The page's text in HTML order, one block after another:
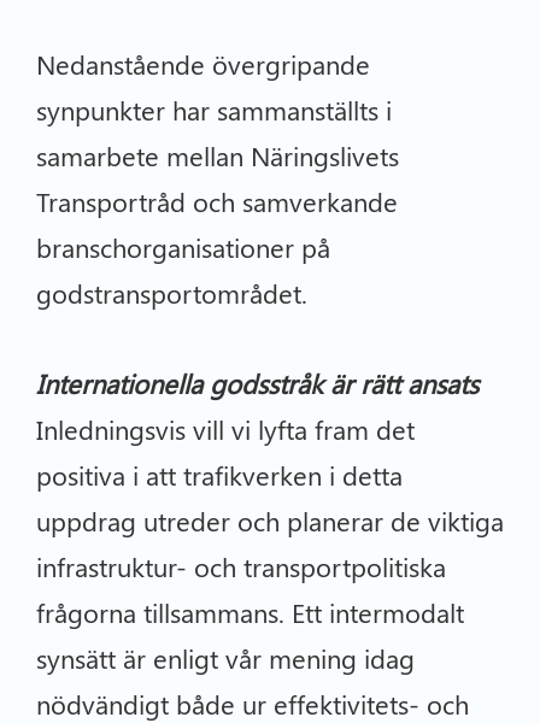
Nedanstående övergripande
synpunkter har sammanställts i
samarbete mellan Näringslivets
Transportråd och samverkande
branschorganisationer på
godstransportområdet.
Internationella godsstråk är rätt ansats
Inledningsvis vill vi lyfta fram det
positiva i att trafikverken i detta
uppdrag utreder och planerar de viktiga
infrastruktur- och transportpolitiska
frågorna tillsammans. Ett intermodalt
synsätt är enligt vår mening idag
nödvändigt både ur effektivitets- och